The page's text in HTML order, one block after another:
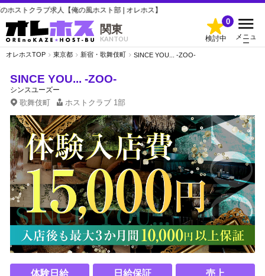
求人【俺の風ホスト部 | オレホス】
関東
KANTOU 検討中
0
メニュ
ー
オレホスTOP 東京都 新宿・歌舞伎町 SINCE YOU... -ZOO-
SINCE YOU... -ZOO-
シンスユーズー
歌舞伎町 ホストクラブ 1部
体験日給 日給保証 売上